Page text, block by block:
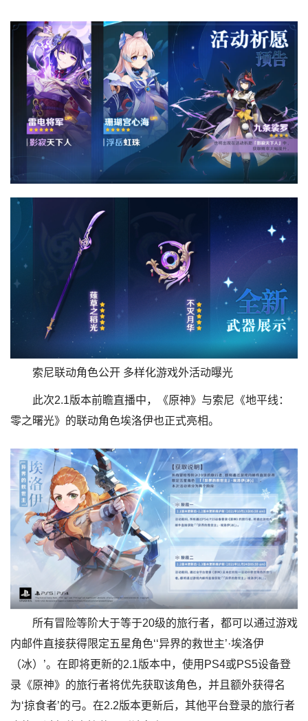
索尼联动角色公开 多样化游戏外活动曝光
此次2.1版本前瞻直播中，《原神》与索尼《地平线：
零之曙光》的联动角色埃洛伊也正式亮相。
所有冒险等阶大于等于20级的旅行者，都可以通过游戏
内邮件直接获得限定五星角色‘‘异界的救世主’·埃洛伊
（冰）’。在即将更新的2.1版本中，使用PS4或PS5设备登
录《原神》的旅行者将优先获取该角色，并且额外获得名
为‘掠食者’的弓。在2.2版本更新后，其他平台登录的旅行者